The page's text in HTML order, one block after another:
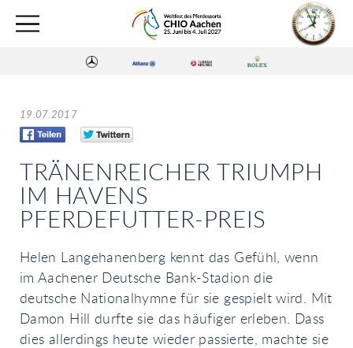
19.07.2017
TRÄNENREICHER TRIUMPH
IM HAVENS
PFERDEFUTTER-PREIS
Helen Langehanenberg kennt das Gefühl, wenn
im Aachener Deutsche Bank-Stadion die
deutsche Nationalhymne für sie gespielt wird. Mit
Damon Hill durfte sie das häufiger erleben. Dass
dies allerdings heute wieder passierte, machte sie